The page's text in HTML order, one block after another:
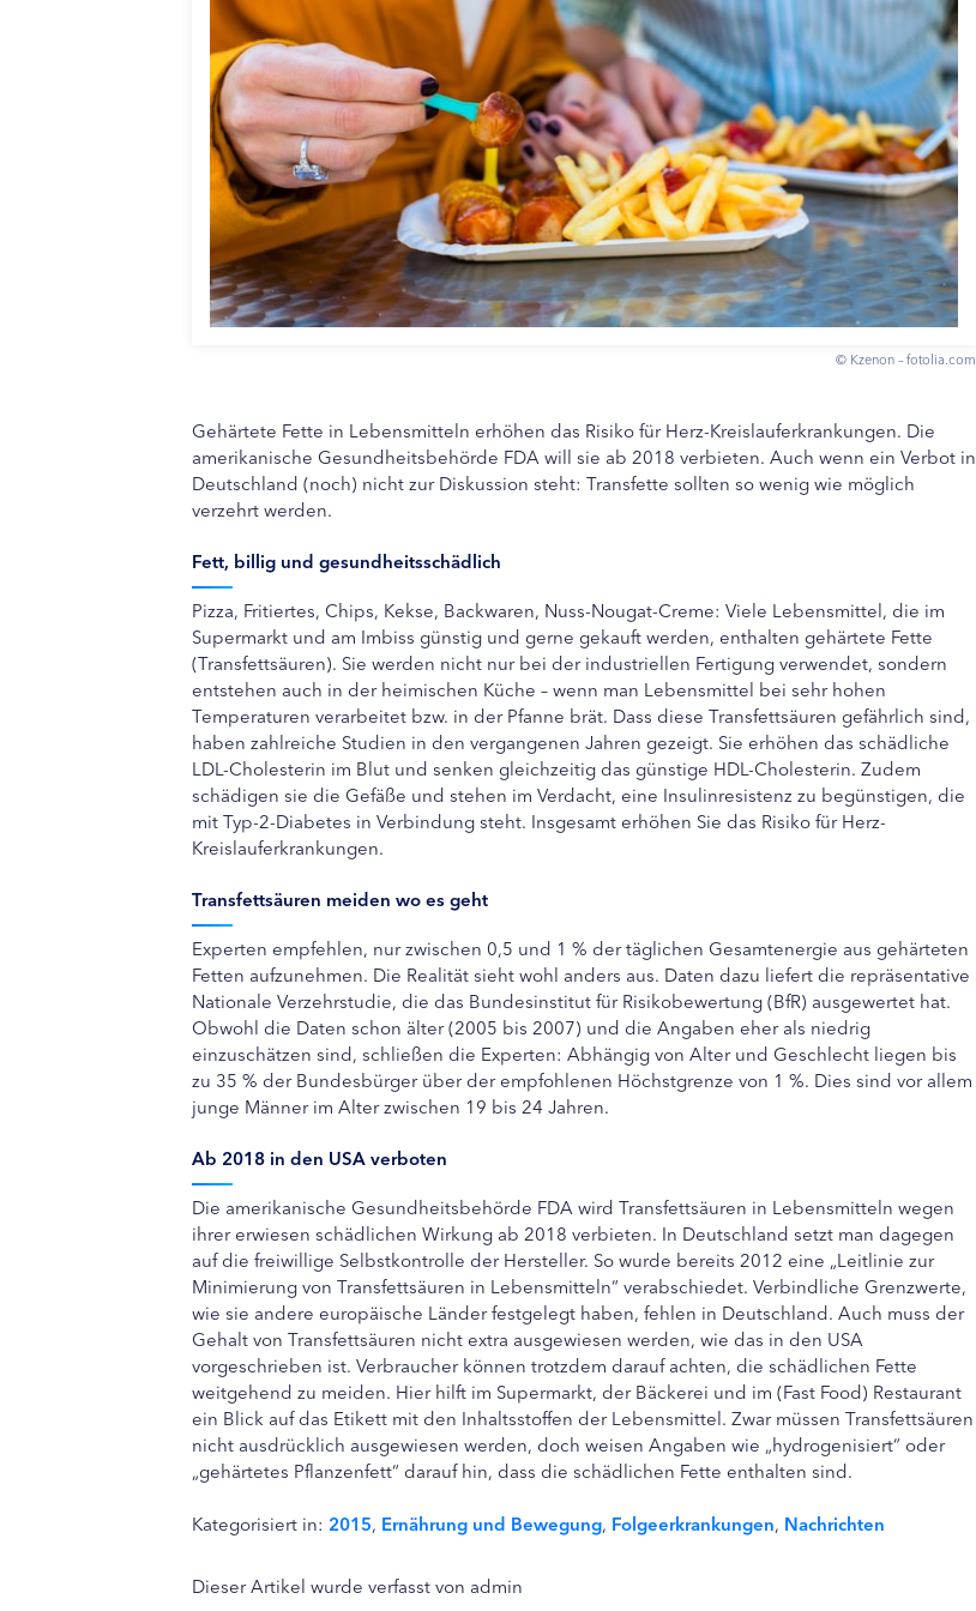
© Kzenon – fotolia.com
Gehärtete Fette in Lebensmitteln erhöhen das Risiko für Herz-Kreislauferkrankungen. Die
amerikanische Gesundheitsbehörde FDA will sie ab 2018 verbieten. Auch wenn ein Verbot in
Deutschland (noch) nicht zur Diskussion steht: Transfette sollten so wenig wie möglich
verzehrt werden.
Fett, billig und gesundheitsschädlich
Pizza, Fritiertes, Chips, Kekse, Backwaren, Nuss-Nougat-Creme: Viele Lebensmittel, die im
Supermarkt und am Imbiss günstig und gerne gekauft werden, enthalten gehärtete Fette
(Transfettsäuren). Sie werden nicht nur bei der industriellen Fertigung verwendet, sondern
entstehen auch in der heimischen Küche – wenn man Lebensmittel bei sehr hohen
Temperaturen verarbeitet bzw. in der Pfanne brät. Dass diese Transfettsäuren gefährlich sind,
haben zahlreiche Studien in den vergangenen Jahren gezeigt. Sie erhöhen das schädliche
LDL-Cholesterin im Blut und senken gleichzeitig das günstige HDL-Cholesterin. Zudem
schädigen sie die Gefäße und stehen im Verdacht, eine Insulinresistenz zu begünstigen, die
mit Typ-2-Diabetes in Verbindung steht. Insgesamt erhöhen Sie das Risiko für Herz-
Kreislauferkrankungen.
Transfettsäuren meiden wo es geht
Experten empfehlen, nur zwischen 0,5 und 1 % der täglichen Gesamtenergie aus gehärteten
Fetten aufzunehmen. Die Realität sieht wohl anders aus. Daten dazu liefert die repräsentative
Nationale Verzehrstudie, die das Bundesinstitut für Risikobewertung (BfR) ausgewertet hat.
Obwohl die Daten schon älter (2005 bis 2007) und die Angaben eher als niedrig
einzuschätzen sind, schließen die Experten: Abhängig von Alter und Geschlecht liegen bis
zu 35 % der Bundesbürger über der empfohlenen Höchstgrenze von 1 %. Dies sind vor allem
junge Männer im Alter zwischen 19 bis 24 Jahren.
Ab 2018 in den USA verboten
Die amerikanische Gesundheitsbehörde FDA wird Transfettsäuren in Lebensmitteln wegen
ihrer erwiesen schädlichen Wirkung ab 2018 verbieten. In Deutschland setzt man dagegen
auf die freiwillige Selbstkontrolle der Hersteller. So wurde bereits 2012 eine „Leitlinie zur
Minimierung von Transfettsäuren in Lebensmitteln“ verabschiedet. Verbindliche Grenzwerte,
wie sie andere europäische Länder festgelegt haben, fehlen in Deutschland. Auch muss der
Gehalt von Transfettsäuren nicht extra ausgewiesen werden, wie das in den USA
vorgeschrieben ist. Verbraucher können trotzdem darauf achten, die schädlichen Fette
weitgehend zu meiden. Hier hilft im Supermarkt, der Bäckerei und im (Fast Food) Restaurant
ein Blick auf das Etikett mit den Inhaltsstoffen der Lebensmittel. Zwar müssen Transfettsäuren
nicht ausdrücklich ausgewiesen werden, doch weisen Angaben wie „hydrogenisiert“ oder
„gehärtetes Pflanzenfett“ darauf hin, dass die schädlichen Fette enthalten sind.
Kategorisiert in: 2015, Ernährung und Bewegung, Folgeerkrankungen, Nachrichten
Dieser Artikel wurde verfasst von admin